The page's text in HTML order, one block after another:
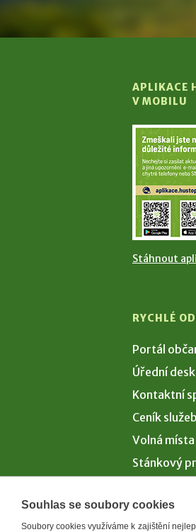
APLIKACE
V MOBILU
Stáhnout
RYCHLÉ
Portál
Úřední
Kontaktní
Ceník
Volná místa
Stánkový
Souhlas se soubory cookies
Soubory cookies využíváme k zajištění